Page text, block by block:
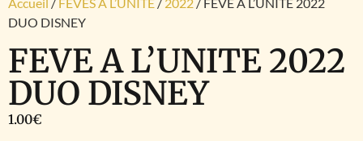
DUO DISNEY
FEVE A L’UNITE 2022
DUO DISNEY
1.00€